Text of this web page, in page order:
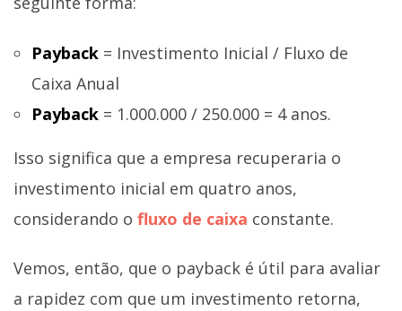
Payback = Investimento Inicial / Fluxo de
Caixa Anual
Payback = 1.000.000 / 250.000 = 4 anos.
Isso significa que a empresa recuperaria o
investimento inicial em quatro anos,
considerando o fluxo de caixa constante.
Vemos, então, que o payback é útil para avaliar
a rapidez com que um investimento retorna,